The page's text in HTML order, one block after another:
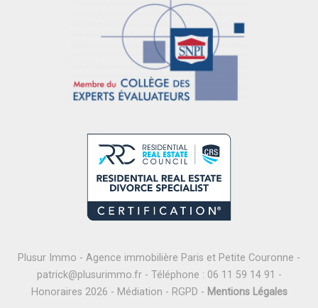
Plusur Immo - Agence immobilière Paris et Petite Couronne -
patrick@plusurimmo.fr- Téléphone : 06 11 59 14 91 -
Honoraires 2026 - Médiation - RGPD - Mentions Légales